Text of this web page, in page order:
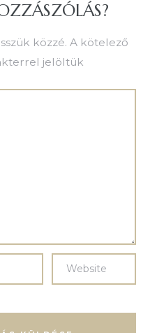
közzé. A kötelező
jelöltük